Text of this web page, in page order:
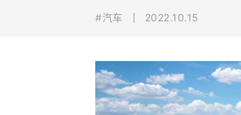
#汽车 2022.10.15